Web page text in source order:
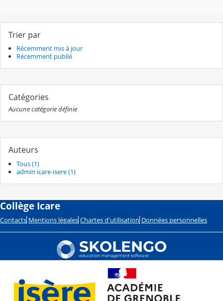
Trier par
Récemment mis à jour
Récemment publié
Catégories
Aucune catégorie définie
Auteurs
Tous (1)
admin icare-isere (1)
Collège Icare
Contacts Mentions légales Chartes d'utilisation Données personnelles